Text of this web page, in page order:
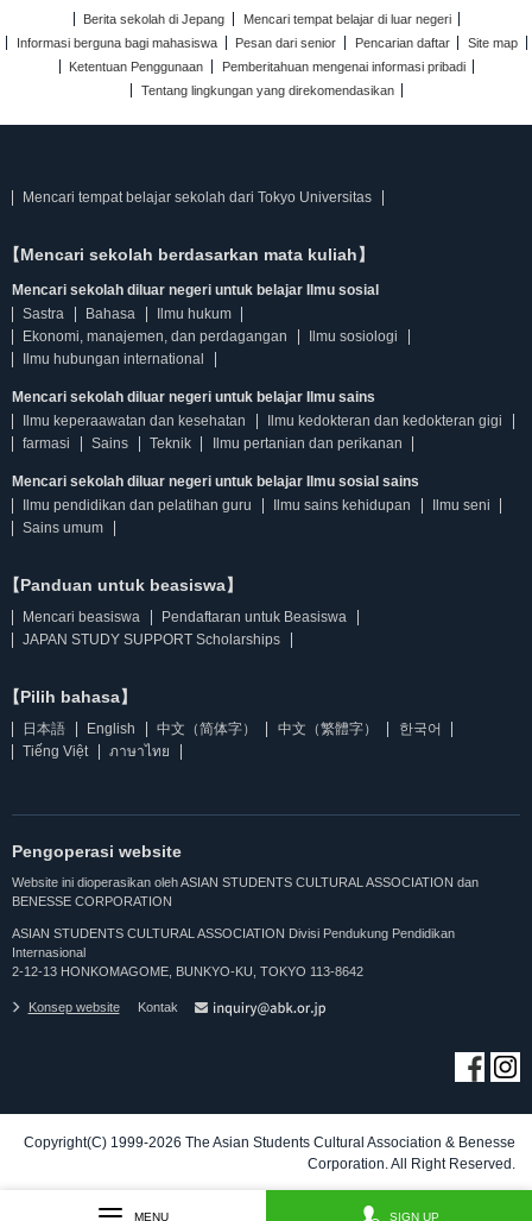
Berita sekolah di Jepang
Mencari tempat belajar di luar negeri
Informasi berguna bagi mahasiswa
Pesan dari senior Pencarian daftar
Site map
Ketentuan Penggunaan
Pemberitahuan mengenai informasi pribadi
Tentang lingkungan yang direkomendasikan
Mencari tempat belajar sekolah dari Tokyo Universitas
【Mencari sekolah berdasarkan mata kuliah】
Mencari sekolah diluar negeri untuk belajar Ilmu sosial
Sastra
Bahasa
Ilmu hukum
Ekonomi, manajemen, dan perdagangan
Ilmu sosiologi
Ilmu hubungan international
Mencari sekolah diluar negeri untuk belajar Ilmu sains
Ilmu keperaawatan dan kesehatan
Ilmu kedokteran dan kedokteran gigi
farmasi
Sains Teknik Ilmu pertanian dan perikanan
Mencari sekolah diluar negeri untuk belajar Ilmu sosial sains
Ilmu pendidikan dan pelatihan guru
Ilmu sains kehidupan
Ilmu seni
Sains umum
【Panduan untuk beasiswa】
Mencari beasiswa
Pendaftaran untuk Beasiswa
JAPAN STUDY SUPPORT Scholarships
【Pilih bahasa】
日本語 English 中文（简体字） 中文（繁體字）
한국어
Tiếng Việt
ภาษาไทย
Pengoperasi website
Website ini dioperasikan oleh ASIAN STUDENTS CULTURAL ASSOCIATION dan
BENESSE CORPORATION
ASIAN STUDENTS CULTURAL ASSOCIATION Divisi Pendukung Pendidikan
Internasional
2-12-13 HONKOMAGOME, BUNKYO-KU, TOKYO 113-8642
Konsep website Kontak
Copyright(C) 1999-2026 The Asian Students Cultural Association & Benesse
Corporation. All Right Reserved.
MENU SIGN UP